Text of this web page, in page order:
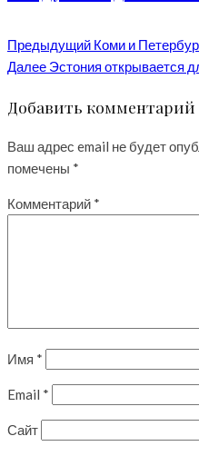
Предыдущий Коми и
Далее Эстония открывается
Добавить комментарий
Ваш адрес email не будет
помечены *
Комментарий *
Имя *
Email *
Сайт